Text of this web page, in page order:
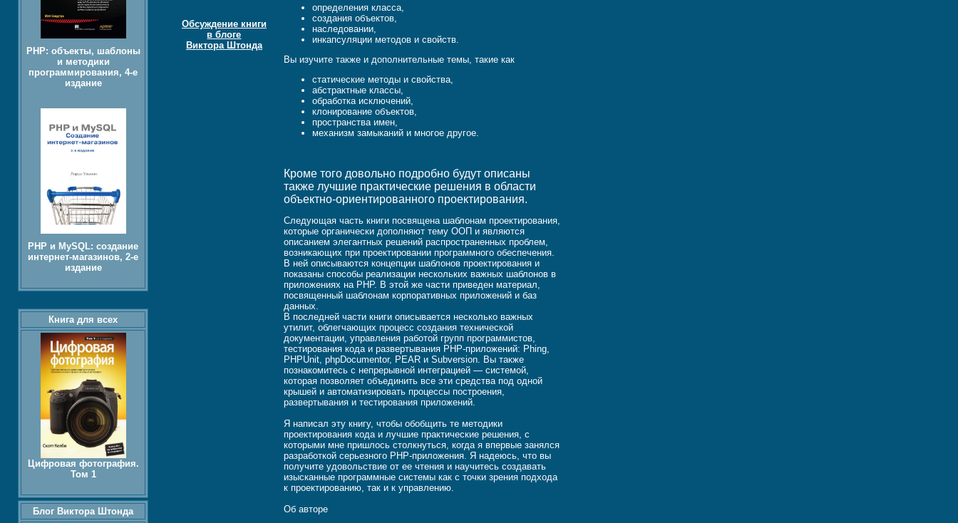
Обсуждение книги
в блоге
Виктора Штонда
определения класса,
создания объектов,
наследовании,
инкапсуляции методов и свойств.
Вы изучите также и дополнительные темы, такие как
статические методы и свойства,
абстрактные классы,
обработка исключений,
клонирование объектов,
пространства имен,
механизм замыканий и многое другое.
Кроме того довольно подробно будут описаны
также лучшие практические решения в области
объектно-ориентированного проектирования.
Следующая часть книги посвящена шаблонам проектирования,
которые органически дополняют тему ООП и являются
описанием элегантных решений распространенных проблем,
возникающих при проектировании программного обеспечения.
В ней описываются концепции шаблонов проектирования и
показаны способы реализации нескольких важных шаблонов в
приложениях на PHP. В этой же части приведен материал,
посвященный шаблонам корпоративных приложений и баз
данных.
В последней части книги описывается несколько важных
утилит, облегчающих процесс создания технической
документации, управления работой групп программистов,
тестирования кода и развертывания PHP-приложений: Phing,
PHPUnit, phpDocumentor, PEAR и Subversion. Вы также
познакомитесь с непрерывной интеграцией — системой,
которая позволяет объединить все эти средства под одной
крышей и автоматизировать процессы построения,
развертывания и тестирования приложений.
Я написал эту книгу, чтобы обобщить те методики
проектирования кода и лучшие практические решения, с
которыми мне пришлось столкнуться, когда я впервые занялся
разработкой серьезного PHP-приложения. Я надеюсь, что вы
получите удовольствие от ее чтения и научитесь создавать
изысканные программные системы как с точки зрения подхода
к проектированию, так и к управлению.
Об авторе
PHP: объекты, шаблоны
и методики
программирования, 4-е
издание
PHP и MySQL: создание
интернет-магазинов, 2-е
издание
Книга для всех
Цифровая фотография.
Том 1
Блог Виктора Штонда